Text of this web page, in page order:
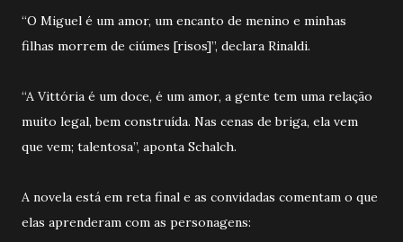
“O Miguel é um amor, um encanto de menino e minhas
filhas morrem de ciúmes [risos]”, declara Rinaldi.
“A Vittória é um doce, é um amor, a gente tem uma relação
muito legal, bem construída. Nas cenas de briga, ela vem
que vem; talentosa”, aponta Schalch.
A novela está em reta final e as convidadas comentam o que
elas aprenderam com as personagens: